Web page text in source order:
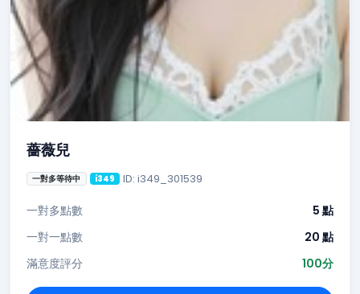
薔薇兒
一對多等待中 i349 ID: i349_301539
一對多點數
5 點
一對一點數
20 點
滿意度評分
100分